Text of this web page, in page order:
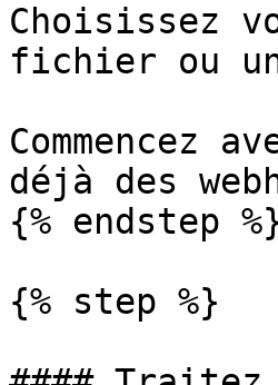
Choisissez
fichier ou
déjà des
{% endstep
{% step %}